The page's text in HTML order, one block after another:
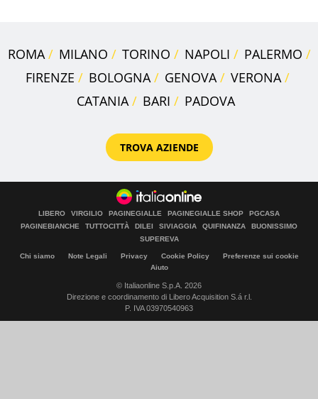
ROMA MILANO TORINO NAPOLI
PALERMO
FIRENZE
BOLOGNA GENOVA
VERONA
CATANIA
BARI PADOVA
TROVA AZIENDE
LIBERO VIRGILIO PAGINEGIALLE PAGINEGIALLE SHOP
PGCASA
PAGINEBIANCHE
TUTTOCITTÀ DILEI SIVIAGGIA QUIFINANZA
BUONISSIMO
SUPEREVA
Chi siamo Note Legali Privacy Cookie Policy
Preferenze sui cookie
Aiuto
© Italiaonline S.p.A. 2026
Direzione e coordinamento di Libero Acquisition S.á r.l.
P. IVA 03970540963